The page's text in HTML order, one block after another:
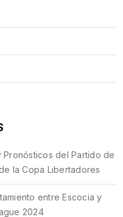
Pronósticos del Partido de
la Copa Libertadores
entre Escocia y
2024